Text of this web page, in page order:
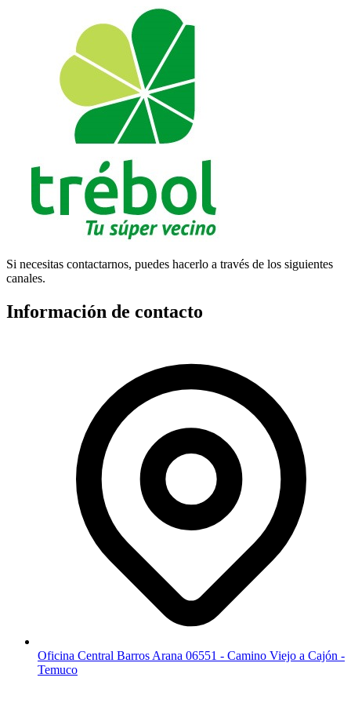
Si necesitas contactarnos, puedes hacerlo a través de los siguientes
canales.
Información de contacto
Oficina Central Barros Arana 06551 - Camino Viejo a Cajón -
Temuco